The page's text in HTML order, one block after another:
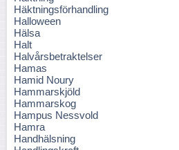
Häktningsförhandling
Halloween
Hälsa
Halt
Halvårsbetraktelser
Hamas
Hamid Noury
Hammarskjöld
Hammarskog
Hampus Nessvold
Hamra
Handhälsning